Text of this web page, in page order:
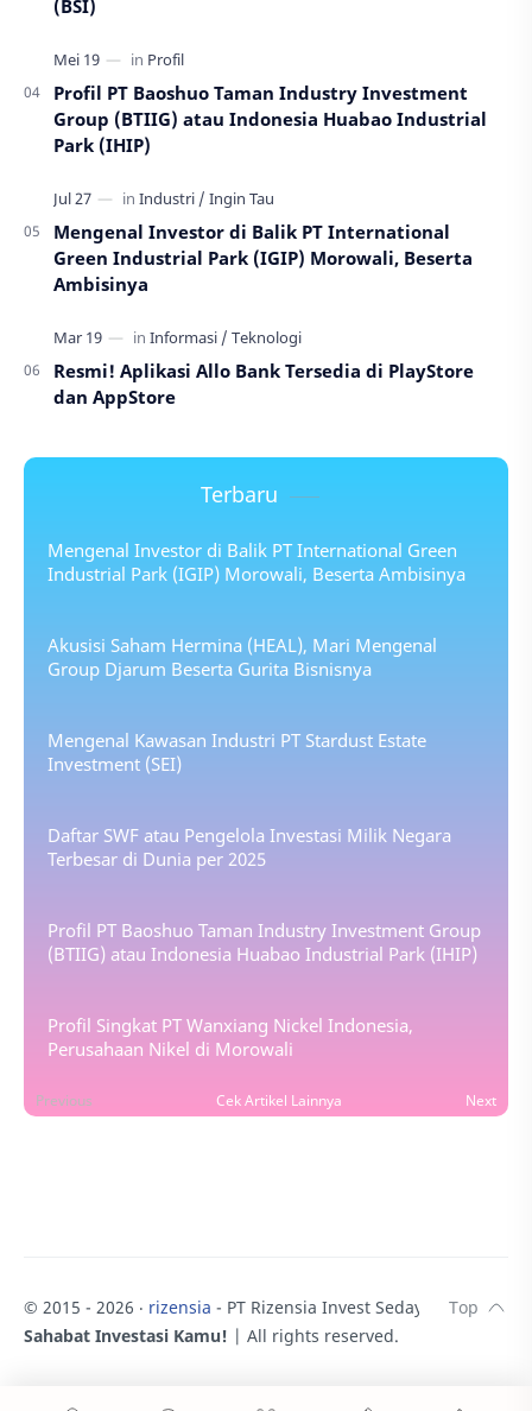
(BSI)
Profil PT Baoshuo Taman Industry Investment
Group (BTIIG) atau Indonesia Huabao Industrial
Park (IHIP)
Mengenal Investor di Balik PT International
Green Industrial Park (IGIP) Morowali, Beserta
Ambisinya
Resmi! Aplikasi Allo Bank Tersedia di PlayStore
dan AppStore
Terbaru
Mengenal Investor di Balik PT International Green
Industrial Park (IGIP) Morowali, Beserta Ambisinya
Akusisi Saham Hermina (HEAL), Mari Mengenal
Group Djarum Beserta Gurita Bisnisnya
Mengenal Kawasan Industri PT Stardust Estate
Investment (SEI)
Daftar SWF atau Pengelola Investasi Milik Negara
Terbesar di Dunia per 2025
Profil PT Baoshuo Taman Industry Investment Group
(BTIIG) atau Indonesia Huabao Industrial Park (IHIP)
Profil Singkat PT Wanxiang Nickel Indonesia,
Perusahaan Nikel di Morowali
Previous Next
Cek Artikel Lainnya
© 2015 - 2026 ‧ rizensia - PT Rizensia Invest Sedaya.
Sahabat Investasi Kamu! | All rights reserved.